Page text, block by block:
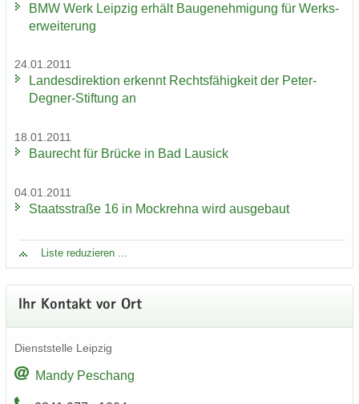
BMW Werk Leip­zig er­hält Bau­ge­neh­mi­gung für Werks­
er­wei­te­rung
24.01.2011
Lan­des­di­rek­ti­on er­kennt Rechts­fä­hig­keit der Peter-​
Degner-Stiftung an
18.01.2011
Bau­recht für Brü­cke in Bad Lau­sick
04.01.2011
Staats­stra­ße 16 in Mock­reh­na wird aus­ge­baut
Liste re­du­zie­ren ...
Ihr Kon­takt vor Ort
Dienst­stel­le Leip­zig
Mandy Peschang